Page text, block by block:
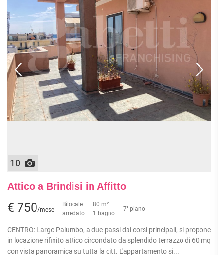
10
Attico a Brindisi in Affitto
€ 750/mese
Bilocale
arredato
80 m²
1 bagno
7° piano
CENTRO: Largo Palumbo, a due passi dai corsi principali, si propone
in locazione rifinito attico circondato da splendido terrazzo di 60 mq
con vista panoramica su tutta la citt. L'appartamento si...